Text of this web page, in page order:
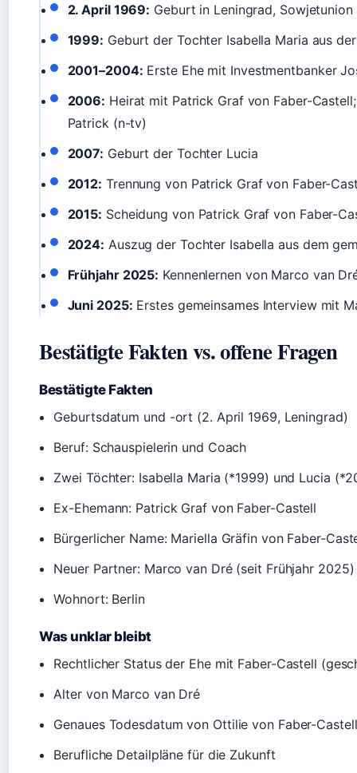
2. April 1969: Geburt in Leningrad, Sowjetunion
1999: Geburt der Tochter Isabella Maria aus
2001–2004: Erste Ehe mit Investmentbanker
2006: Heirat mit Patrick Graf von Faber-
Patrick (n-tv)
2007: Geburt der Tochter Lucia
2012: Trennung von Patrick Graf von Faber-
2015: Scheidung von Patrick Graf von Faber-
2024: Auszug der Tochter Isabella aus dem
Frühjahr 2025: Kennenlernen von Marco van
Juni 2025: Erstes gemeinsames Interview mit
Bestätigte Fakten vs. offene Fragen
Bestätigte Fakten
Geburtsdatum und -ort (2. April 1969, Leningrad)
Beruf: Schauspielerin und Coach
Zwei Töchter: Isabella Maria (*1999) und Lucia
Ex-Ehemann: Patrick Graf von Faber-Castell
Bürgerlicher Name: Mariella Gräfin von Faber-
Neuer Partner: Marco van Dré (seit Frühjahr 2025)
Wohnort: Berlin
Was unklar bleibt
Rechtlicher Status der Ehe mit Faber-Castell
Alter von Marco van Dré
Genaues Todesdatum von Ottilie von Faber-Castell
Berufliche Detailpläne für die Zukunft